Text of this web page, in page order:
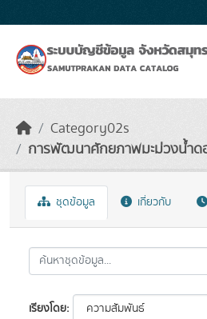
Category02s
การพัฒนาศักยภาพมะม่วงน้ำด
ชุดข้อมูล เกี่ยวกับ
เรียงโดย